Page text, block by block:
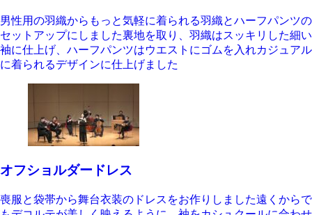
男性用の羽織からもっと気軽に着られる羽織とハーフパンツの
セットアップにしました裏地を取り、羽織はスッキリした細い
袖に仕上げ、ハーフパンツはウエストにゴムを入れカジュアル
に着られるデザインに仕上げました
オフショルダードレス
喪服と袋帯から舞台衣装のドレスをお作りしました遠くからで